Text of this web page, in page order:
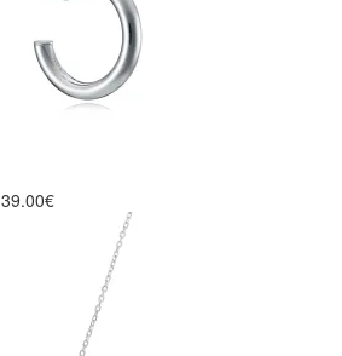
39.00€